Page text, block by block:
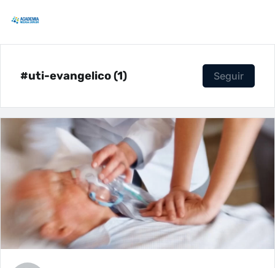
#uti-evangelico (1) Seguir